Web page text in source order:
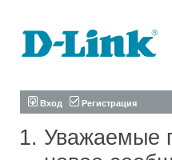
Вход Регистрация
Уважаемые